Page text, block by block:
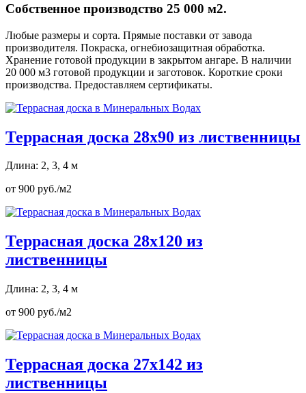
Собственное производство 25 000 м2.
Любые размеры и сорта. Прямые поставки от завода
производителя. Покраска, огнебиозащитная обработка.
Хранение готовой продукции в закрытом ангаре. В наличии
20 000 м3 готовой продукции и заготовок. Короткие сроки
производства. Предоставляем сертификаты.
Террасная доска 28х90 из лиственницы
Длина: 2, 3, 4 м
от 900 руб./м2
Террасная доска 28х120 из
лиственницы
Длина: 2, 3, 4 м
от 900 руб./м2
Террасная доска 27х142 из
лиственницы